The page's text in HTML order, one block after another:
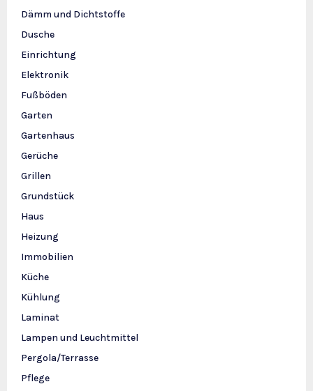
Dämm und Dichtstoffe
Dusche
Einrichtung
Elektronik
Fußböden
Garten
Gartenhaus
Gerüche
Grillen
Grundstück
Haus
Heizung
Immobilien
Küche
Kühlung
Laminat
Lampen und Leuchtmittel
Pergola/Terrasse
Pflege